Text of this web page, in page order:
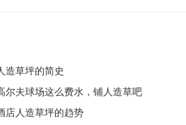
造草坪的简史
尔夫球场这么费水，铺人造草吧
店人造草坪的趋势